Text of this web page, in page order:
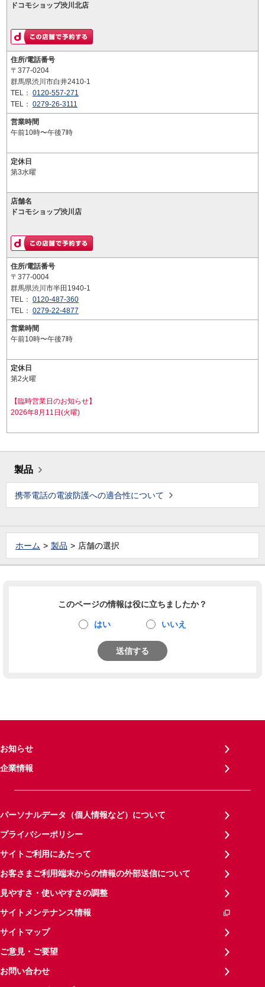
ドコモショップ渋川北店
住所/電話番号
〒377-0204
群馬県渋川市白井2410-1
TEL： 0120-557-271
TEL： 0279-26-3111
営業時間
午前10時〜午後7時
定休日
第3水曜
店舗名
ドコモショップ渋川店
住所/電話番号
〒377-0004
群馬県渋川市半田1940-1
TEL： 0120-487-360
TEL： 0279-22-4877
営業時間
午前10時〜午後7時
定休日
第2火曜
【臨時営業日のお知らせ】
2026年8月11日(火曜)
製品
携帯電話の電波防護への適合性について
ホーム 製品 店舗の選択
このページの情報は役に立ちましたか？
はい いいえ
送信する
お知らせ
企業情報
パーソナルデータ（個人情報など）について
プライバシーポリシー
サイトご利用にあたって
お客さまご利用端末からの情報の外部送信について
見やすさ・使いやすさの調整
サイトメンテナンス情報
サイトマップ
ご意見・ご要望
お問い合わせ